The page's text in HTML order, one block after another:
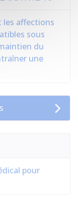
les affections
sous
du
une
pour